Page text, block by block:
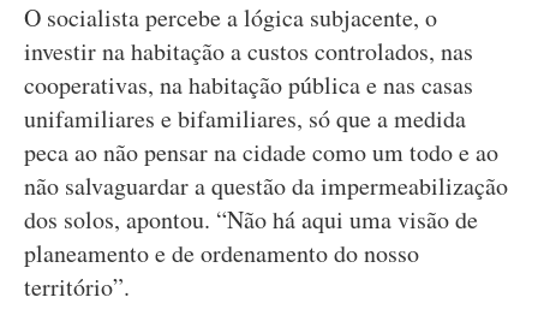
O socialista percebe a lógica subjacente, o
investir na habitação a custos controlados, nas
cooperativas, na habitação pública e nas casas
unifamiliares e bifamiliares, só que a medida
peca ao não pensar na cidade como um todo e ao
não salvaguardar a questão da impermeabilização
dos solos, apontou. “Não há aqui uma visão de
planeamento e de ordenamento do nosso
território”.